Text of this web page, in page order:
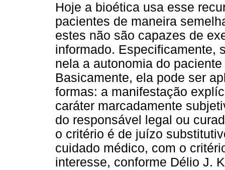
Hoje a bioética usa esse
pacientes de maneira
estes não são capazes de
informado. Especificamente,
nela a autonomia do
Basicamente, ela pode ser
formas: a manifestação
caráter marcadamente
do responsável legal ou
o critério é de juízo
cuidado médico, com o
interesse, conforme Délio J.